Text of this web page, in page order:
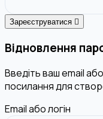
Зареєструватися
Відновлення
Введіть ваш email
посилання для
Email або логін